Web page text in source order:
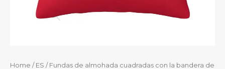
Home / ES / Fundas de almohada cuadradas con la bandera de